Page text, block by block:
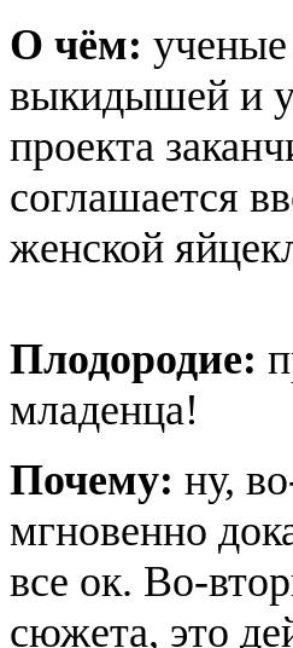
О чём:
выкидышей и
проекта
соглашается
женской
Плодородие:
младенца!
Почему: ну,
мгновенно
все ок. Во-
сюжета, это